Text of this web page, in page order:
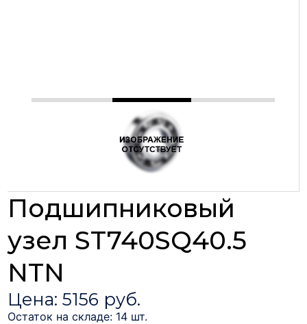
Подшипниковый
узел ST740SQ40.5
NTN
Цена: 5156 руб.
Остаток на складе: 14 шт.